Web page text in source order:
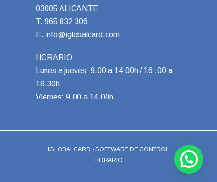
03005 ALICANTE
T. 965 832 306
E. info@iglobalcard.com
HORARIO
Lunes a jueves: 9.00 a 14.00h / 16:.00 a
18.30h
Viernes: 9.00 a 14.00h
IGLOBALCARD - SOFTWARE DE CONTROL
HORARIO